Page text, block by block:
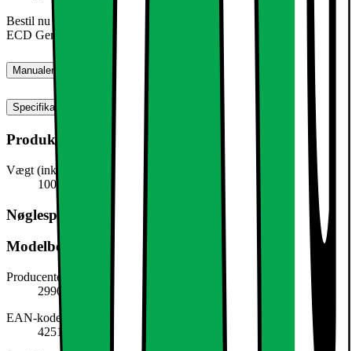
Bestil nu det hotteste form for loft belysning: LED forsænket lys
ECD Germany!
Manualer, downloads, garanti og support
Specifikationer
Produktmål
Vægt (inkl. emballage)
100,0 g
Nøglespecifikation
Modelbeskrivelse
Producentens varenummer
299017847
EAN-kode
4251171775631